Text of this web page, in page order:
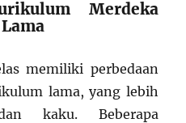
Merdeka
memiliki perbedaan
lama, yang lebih
kaku. Beberapa